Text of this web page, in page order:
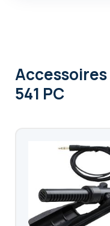
Accessoires
541 PC